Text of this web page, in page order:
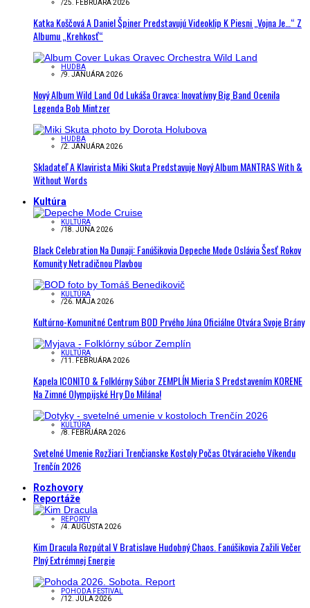
/25. FEBRUÁRA 2026
Katka Koščová A Daniel Špiner Predstavujú Videoklip K Piesni „Vojna Je…“ Z
Albumu „Krehkosť“
HUDBA
/9. JANUÁRA 2026
Nový Album Wild Land Od Lukáša Oravca: Inovatívny Big Band Ocenila
Legenda Bob Mintzer
HUDBA
/2. JANUÁRA 2026
Skladateľ A Klavirista Miki Skuta Predstavuje Nový Album MANTRAS With &
Without Words
Kultúra
KULTÚRA
/18. JÚNA 2026
Black Celebration Na Dunaji: Fanúšikovia Depeche Mode Oslávia Šesť Rokov
Komunity Netradičnou Plavbou
KULTÚRA
/26. MÁJA 2026
Kultúrno-Komunitné Centrum BOD Prvého Júna Oficiálne Otvára Svoje Brány
KULTÚRA
/11. FEBRUÁRA 2026
Kapela ICONITO & Folklórny Súbor ZEMPLÍN Mieria S Predstavením KORENE
Na Zimné Olympijské Hry Do Milána!
KULTÚRA
/8. FEBRUÁRA 2026
Svetelné Umenie Rozžiari Trenčianske Kostoly Počas Otváracieho Víkendu
Trenčín 2026
Rozhovory
Reportáže
REPORTY
/4. AUGUSTA 2026
Kim Dracula Rozpútal V Bratislave Hudobný Chaos. Fanúšikovia Zažili Večer
Plný Extrémnej Energie
POHODA FESTIVAL
/12. JÚLA 2026